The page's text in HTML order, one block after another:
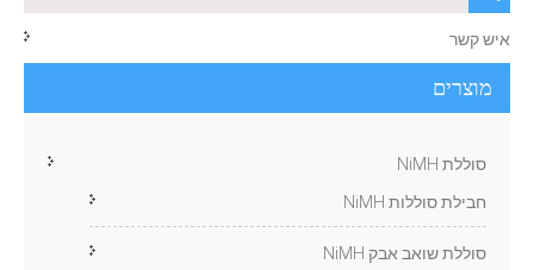
איש קשר
מוצרים
סוללת NiMH
חבילת סוללות NiMH
סוללת שואב אבק NiMH